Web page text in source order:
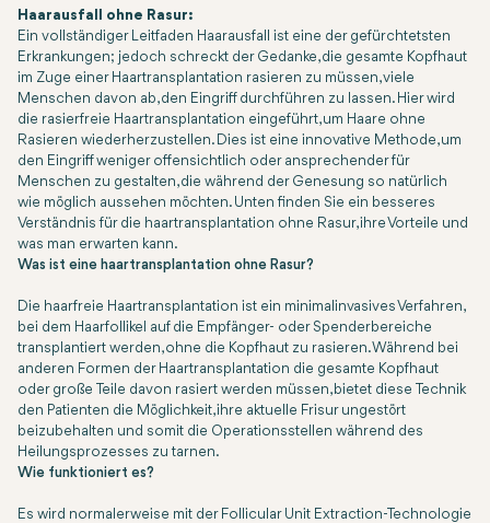
Haarausfall ohne Rasur:
Ein vollständiger Leitfaden Haarausfall ist eine der gefürchtetsten
Erkrankungen; jedoch schreckt der Gedanke, die gesamte Kopfhaut
im Zuge einer Haartransplantation rasieren zu müssen, viele
Menschen davon ab, den Eingriff durchführen zu lassen. Hier wird
die rasierfreie Haartransplantation eingeführt, um Haare ohne
Rasieren wiederherzustellen. Dies ist eine innovative Methode, um
den Eingriff weniger offensichtlich oder ansprechender für
Menschen zu gestalten, die während der Genesung so natürlich
wie möglich aussehen möchten. Unten finden Sie ein besseres
Verständnis für die haartransplantation ohne Rasur, ihre Vorteile und
was man erwarten kann.
Was ist eine haartransplantation ohne Rasur?
Die haarfreie Haartransplantation ist ein minimalinvasives Verfahren,
bei dem Haarfollikel auf die Empfänger- oder Spenderbereiche
transplantiert werden, ohne die Kopfhaut zu rasieren. Während bei
anderen Formen der Haartransplantation die gesamte Kopfhaut
oder große Teile davon rasiert werden müssen, bietet diese Technik
den Patienten die Möglichkeit, ihre aktuelle Frisur ungestört
beizubehalten und somit die Operationsstellen während des
Heilungsprozesses zu tarnen.
Wie funktioniert es?
Es wird normalerweise mit der Follicular Unit Extraction-Technologie